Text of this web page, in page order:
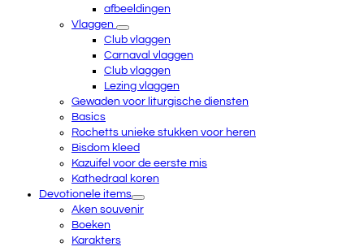
afbeeldingen
Vlaggen
Club vlaggen
Carnaval vlaggen
Club vlaggen
Lezing vlaggen
Gewaden voor liturgische diensten
Basics
Rochetts unieke stukken voor heren
Bisdom kleed
Kazuifel voor de eerste mis
Kathedraal koren
Devotionele items
Aken souvenir
Boeken
Karakters